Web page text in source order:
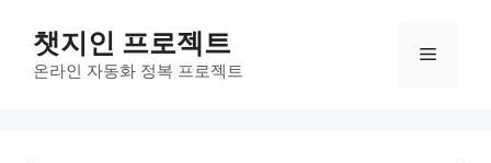
챗지인 프로젝트
온라인 자동화 정복 프로젝트
메